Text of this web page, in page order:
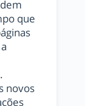
que
novos